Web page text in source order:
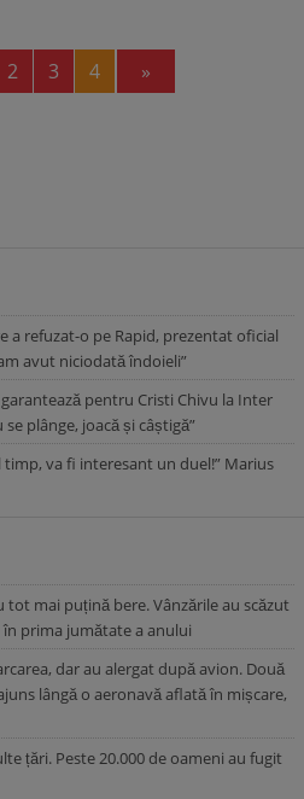
2 3 4 »
a refuzat-o pe Rapid, prezentat oficial
avut niciodată îndoieli”
pentru Cristi Chivu la Inter
se plânge, joacă și câștigă”
va fi interesant un duel!” Marius
tot mai puțină bere. Vânzările au scăzut
în prima jumătate a anului
dar au alergat după avion. Două
lângă o aeronavă aflată în mișcare,
țări. Peste 20.000 de oameni au fugit